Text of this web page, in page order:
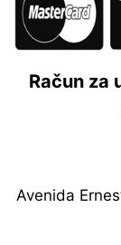
Račun za
Avenida